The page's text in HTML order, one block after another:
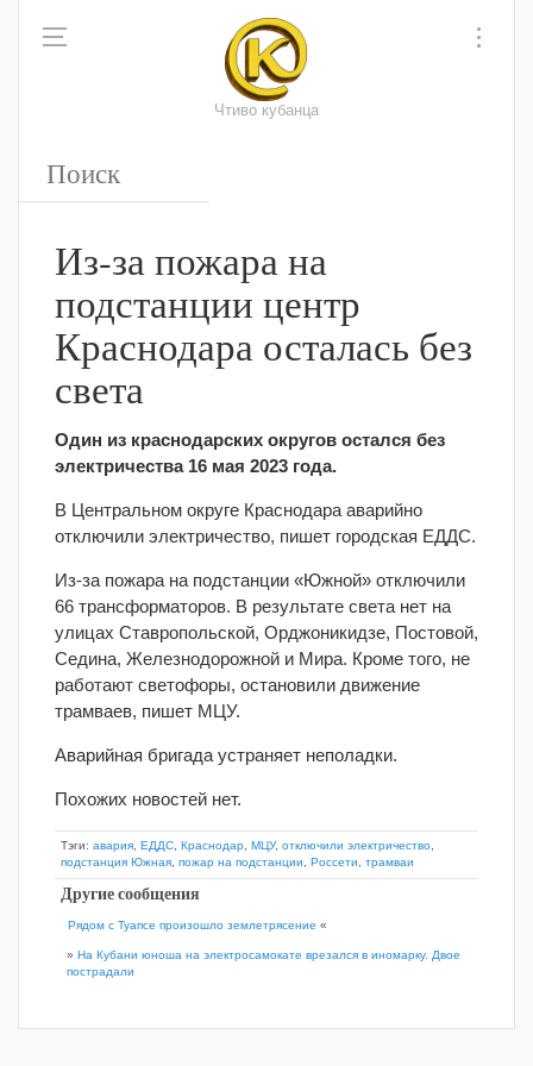
Чтиво кубанца
Из-за пожара на
подстанции центр
Краснодара осталась без
света
Один из краснодарских округов остался без
электричества 16 мая 2023 года.
В Центральном округе Краснодара аварийно
отключили электричество, пишет городская ЕДДС.
Из-за пожара на подстанции «Южной» отключили
66 трансформаторов. В результате света нет на
улицах Ставропольской, Орджоникидзе, Постовой,
Седина, Железнодорожной и Мира. Кроме того, не
работают светофоры, остановили движение
трамваев, пишет МЦУ.
Аварийная бригада устраняет неполадки.
Похожих новостей нет.
Тэги: авария ЕДДС Краснодар МЦУ, отключили электричество
подстанция Южная пожар на подстанции Россети трамваи
Другие сообщения
Рядом с Туапсе произошло землетрясение «
» На Кубани юноша на электросамокате врезался в иномарку. Двое
пострадали